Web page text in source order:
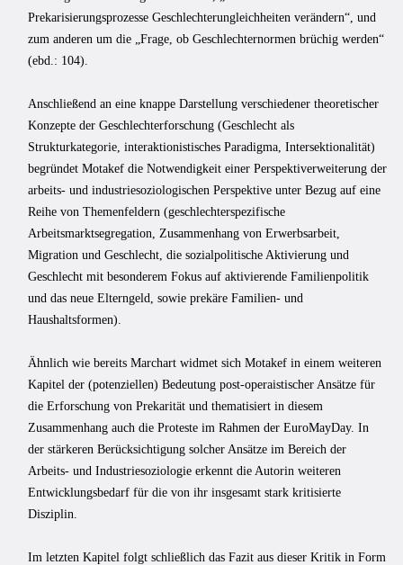
Prekarisierungsprozesse Geschlechterungleichheiten verändern“, und
zum anderen um die „Frage, ob Geschlechternormen brüchig werden“
(ebd.: 104).
Anschließend an eine knappe Darstellung verschiedener theoretischer
Konzepte der Geschlechterforschung (Geschlecht als
Strukturkategorie, interaktionistisches Paradigma, Intersektionalität)
begründet Motakef die Notwendigkeit einer Perspektiverweiterung der
arbeits- und industriesoziologischen Perspektive unter Bezug auf eine
Reihe von Themenfeldern (geschlechterspezifische
Arbeitsmarktsegregation, Zusammenhang von Erwerbsarbeit,
Migration und Geschlecht, die sozialpolitische Aktivierung und
Geschlecht mit besonderem Fokus auf aktivierende Familienpolitik
und das neue Elterngeld, sowie prekäre Familien- und
Haushaltsformen).
Ähnlich wie bereits Marchart widmet sich Motakef in einem weiteren
Kapitel der (potenziellen) Bedeutung post-operaistischer Ansätze für
die Erforschung von Prekarität und thematisiert in diesem
Zusammenhang auch die Proteste im Rahmen der EuroMayDay. In
der stärkeren Berücksichtigung solcher Ansätze im Bereich der
Arbeits- und Industriesoziologie erkennt die Autorin weiteren
Entwicklungsbedarf für die von ihr insgesamt stark kritisierte
Disziplin.
Im letzten Kapitel folgt schließlich das Fazit aus dieser Kritik in Form